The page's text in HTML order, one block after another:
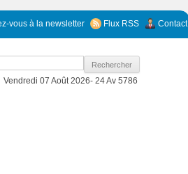
vous à la newsletter Flux RSS Contact
Vendredi 07 Août 2026- 24 Av 5786